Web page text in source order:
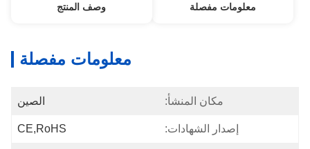
معلومات مفصلة وصف المنتج
معلومات مفصلة
مكان المنشأ: الصين
إصدار الشهادات: CE,RoHS